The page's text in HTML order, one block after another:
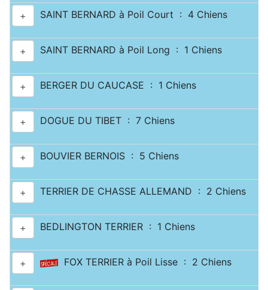
+ SAINT BERNARD à Poil Court : 4 Chiens
+ SAINT BERNARD à Poil Long : 1 Chiens
+ BERGER DU CAUCASE : 1 Chiens
+ DOGUE DU TIBET : 7 Chiens
+ BOUVIER BERNOIS : 5 Chiens
+ TERRIER DE CHASSE ALLEMAND : 2 Chiens
+ BEDLINGTON TERRIER : 1 Chiens
+ FOX TERRIER à Poil Lisse : 2 Chiens